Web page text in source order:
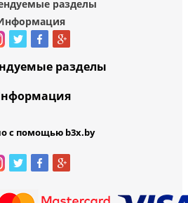
разделы
разделы
с помощью b3x.by